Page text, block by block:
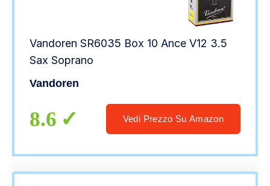
Vandoren SR6035 Box 10 Ance V12 3.5
Sax Soprano
Vandoren
8.6 Vedi Prezzo Su Amazon